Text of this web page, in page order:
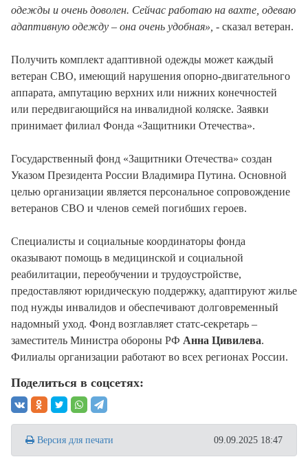
одежды и очень доволен. Сейчас работаю на вахте, одеваю
адаптивную одежду – она очень удобная», - сказал ветеран.
Получить комплект адаптивной одежды может каждый
ветеран СВО, имеющий нарушения опорно-двигательного
аппарата, ампутацию верхних или нижних конечностей
или передвигающийся на инвалидной коляске. Заявки
принимает филиал Фонда «Защитники Отечества».
Государственный фонд «Защитники Отечества» создан
Указом Президента России Владимира Путина. Основной
целью организации является персональное сопровождение
ветеранов СВО и членов семей погибших героев.
Специалисты и социальные координаторы фонда
оказывают помощь в медицинской и социальной
реабилитации, переобучении и трудоустройстве,
предоставляют юридическую поддержку, адаптируют жилье
под нужды инвалидов и обеспечивают долговременный
надомный уход. Фонд возглавляет статс-секретарь –
заместитель Министра обороны РФ Анна Цивилева.
Филиалы организации работают во всех регионах России.
Поделиться в соцсетях:
Версия для печати 09.09.2025 18:47